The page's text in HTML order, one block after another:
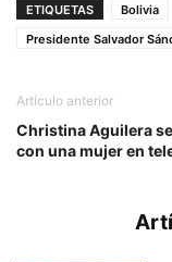
ETIQUETAS Bolivia
Presidente Salvador
Artículo anterior
Christina Aguilera
con una mujer en